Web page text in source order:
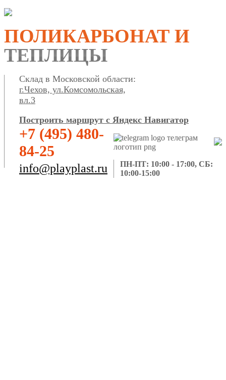
ПОЛИКАРБОНАТ И
ТЕПЛИЦЫ
Склад в Московской области:
г.Чехов, ул.Комсомольская,
вл.3
Построить маршрут с Яндекс Навигатор
+7 (495) 480-
84-25
info@playplast.ru
ПН-ПТ: 10:00 - 17:00, СБ:
10:00-15:00